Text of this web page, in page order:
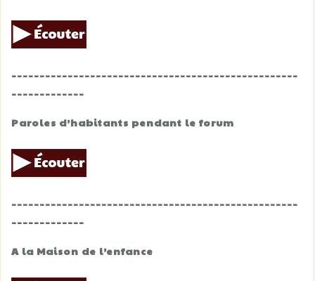
Paroles d’habitants pendant le forum
A la Maison de l’enfance